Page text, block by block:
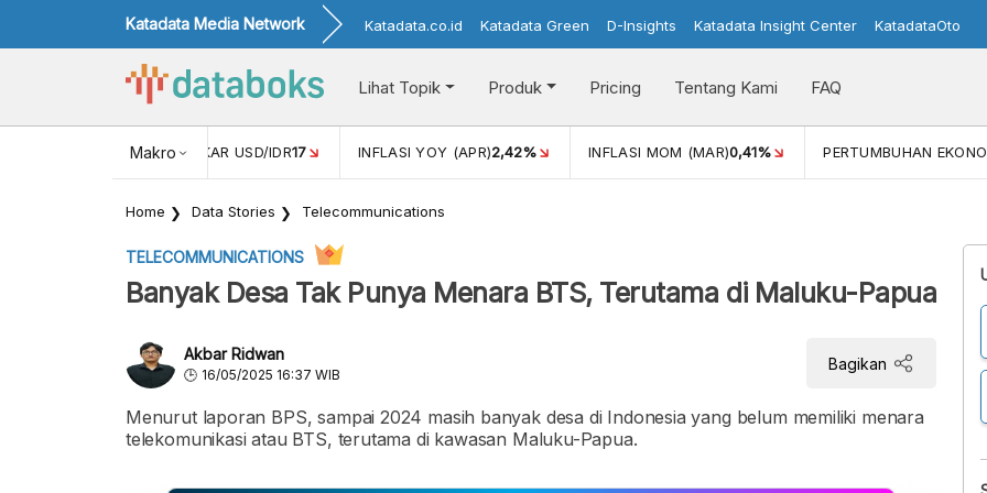
Katadata Media Network Katadata.co.id Katadata Green D-Insights Katadata Insight Center KatadataOto
Lihat Topik Produk Pricing Tentang Kami FAQ
Makro
NILAI TUKAR USD/IDR17 INFLASI YOY (APR)2,42% INFLASI MOM (MAR)0,41% PERTUMBUHAN EKONOMI
Home Data Stories Telecommunications
TELECOMMUNICATIONS
Banyak Desa Tak Punya Menara BTS, Terutama di Maluku-Papua
Akbar Ridwan
16/05/2025 16:37 WIB
Bagikan
Menurut laporan BPS, sampai 2024 masih banyak desa di Indonesia yang belum memiliki menara
telekomunikasi atau BTS, terutama di kawasan Maluku-Papua.